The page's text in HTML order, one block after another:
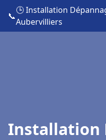
📞
🕒 Installation
Aubervilliers
Installation